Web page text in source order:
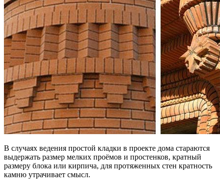
В случаях ведения простой кладки в проекте дома стараются
выдержать размер мелких проёмов и простенков, кратный
размеру блока или кирпича, для протяженных стен кратность
камню утрачивает смысл.